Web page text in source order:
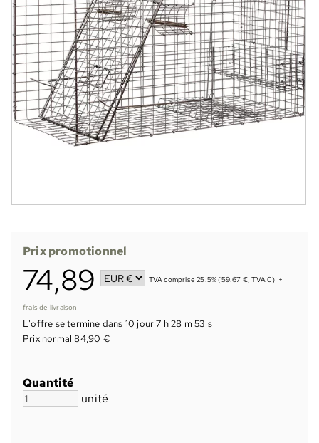
Prix promotionnel
74,89 TVA comprise 25.5% (59.67 €, TVA 0) +
frais de livraison
L'offre se termine dans 10 jour 7 h 28 m 52 s
Prix normal 84,90 €
Quantité
unité